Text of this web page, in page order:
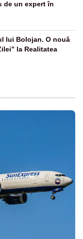
de un expert în
lui Bolojan. O nouă
la Realitatea